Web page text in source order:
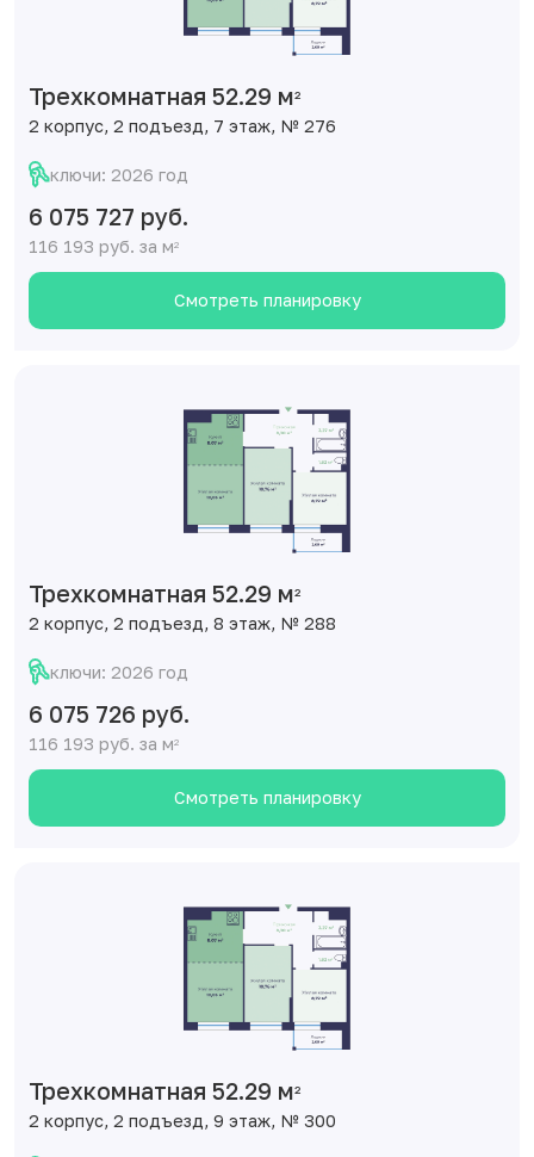
Трехкомнатная 52.29 м2
2 корпус, 2 подъезд, 7 этаж, № 276
ключи: 2026 год
6 075 727 руб.
116 193 руб. за м2
Смотреть планировку
Трехкомнатная 52.29 м2
2 корпус, 2 подъезд, 8 этаж, № 288
ключи: 2026 год
6 075 726 руб.
116 193 руб. за м2
Смотреть планировку
Трехкомнатная 52.29 м2
2 корпус, 2 подъезд, 9 этаж, № 300